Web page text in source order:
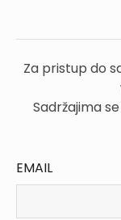
Za pristup do
Sadržajima
EMAIL